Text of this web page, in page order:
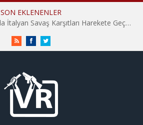
SON EKLENENLER
Hiroşima’nın 81. Yılında İtalyan Savaş Karşıtları Harekete Geçti: “Hatırlamak yeterli değil”
RSS FacebookTwitter